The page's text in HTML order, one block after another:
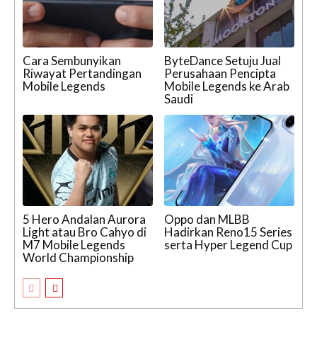
Cara Sembunyikan
Riwayat Pertandingan
Mobile Legends
ByteDance Setuju Jual
Perusahaan Pencipta
Mobile Legends ke Arab
Saudi
5 Hero Andalan Aurora
Light atau Bro Cahyo di
M7 Mobile Legends
World Championship
Oppo dan MLBB
Hadirkan Reno15 Series
serta Hyper Legend Cup